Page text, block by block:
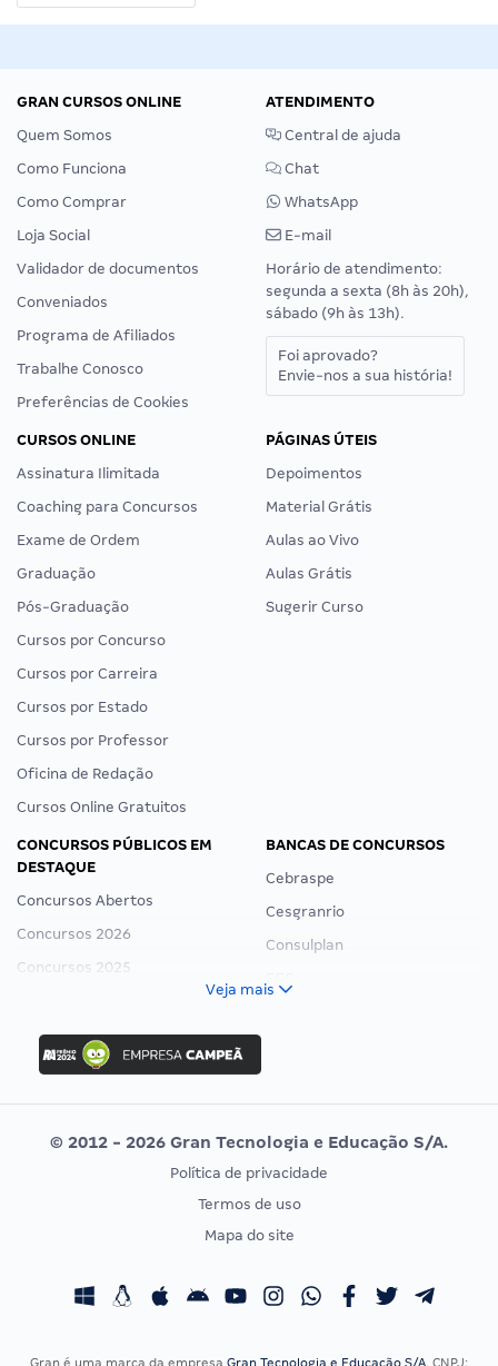
GRAN CURSOS ONLINE
Quem Somos
Como Funciona
Como Comprar
Loja Social
Validador de documentos
Conveniados
Programa de Afiliados
Trabalhe Conosco
Preferências de Cookies
ATENDIMENTO
Central de ajuda
Chat
WhatsApp
E-mail
Horário de atendimento:
segunda a sexta (8h às 20h),
sábado (9h às 13h).
Foi aprovado?
Envie-nos a sua história!
CURSOS ONLINE
Assinatura Ilimitada
Coaching para Concursos
Exame de Ordem
Graduação
Pós-Graduação
Cursos por Concurso
Cursos por Carreira
Cursos por Estado
Cursos por Professor
Oficina de Redação
Cursos Online Gratuitos
PÁGINAS ÚTEIS
Depoimentos
Material Grátis
Aulas ao Vivo
Aulas Grátis
Sugerir Curso
CONCURSOS PÚBLICOS EM
DESTAQUE
Concursos Abertos
Concursos 2026
Concursos 2025
Concurso Ibama
Concurso MPU
Editais publicados
BANCAS DE CONCURSOS
Cebraspe
Cesgranrio
Consulplan
Vunesp
CONCURSOS POR PROFISSÃO
Concursos Fiscais
EXAME DE ORDEM
Calendário OAB
Veja mais
© 2012 - 2026 Gran Tecnologia e Educação S/A.
Política de privacidade
Termos de uso
Mapa do site
Gran é uma marca da empresa Gran Tecnologia e Educação S/A, CNPJ: